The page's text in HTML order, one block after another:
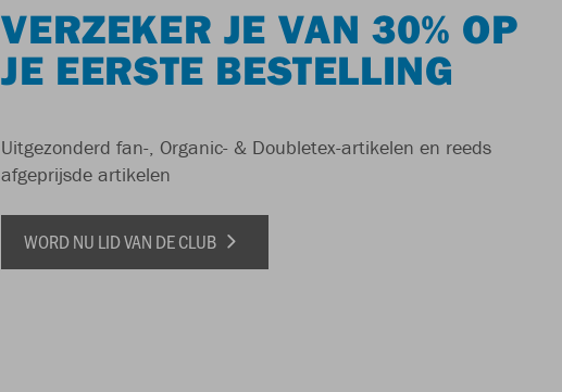
VERZEKER JE VAN 30% OP
JE EERSTE BESTELLING
Uitgezonderd fan-, Organic- & Doubletex-artikelen en reeds
afgeprijsde artikelen
WORD NU LID VAN DE CLUB